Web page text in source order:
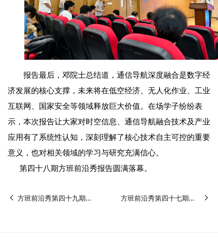
报告最后，邓院士总结道，通信导航深度融合是数字经
济发展的核心支撑，未来将在低空经济、无人化作业、工业
互联网、国家安全等领域释放巨大价值。在场学子纷纷表
示，本次报告让大家对时空信息、通信导航融合技术及产业
应用有了系统性认知，深刻理解了核心技术自主可控的重要
意义，也对相关领域的学习与研究充满信心。
第四十八期方班前沿秀报告圆满落幕。
方班前沿秀第四十九期：中国科学院院士尤肖虎院士做关于“6G发展趋势与未来产业培育”的主题报告 方班前沿秀第四十七期：中国工程院院士云晓春作“AI时代的网络安全”主题报告